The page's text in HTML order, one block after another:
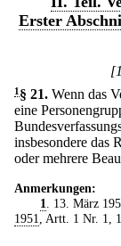
Erster
1 § 21. Wenn das
eine
insbesondere das
oder mehrere
Anmerkungen:
1
. 13. März
1951
, Artt. 1 Nr. 1,